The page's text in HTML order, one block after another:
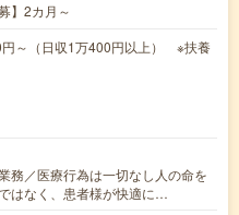
】2カ月～
～（日収1万400円以上） ※扶養
務／医療行為は一切なし人の命を
はなく、患者様が快適に…